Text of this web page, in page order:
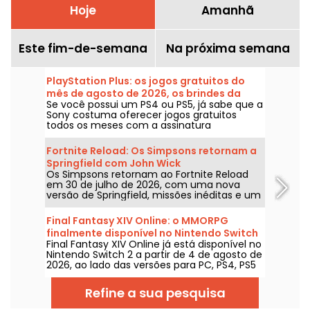
Hoje Amanhã
Este fim-de-semana Na próxima semana
PlayStation Plus: os jogos gratuitos do
mês de agosto de 2026, os brindes da
Sony que você não pode perder
Se você possui um PS4 ou PS5, já sabe que a
Sony costuma oferecer jogos gratuitos
todos os meses com a assinatura
PlayStation Plus. Então, quais são os jogos
grátis de agosto de 2026? Confira a seleção
deste mês.
Fortnite Reload: Os Simpsons retornam a
Springfield com John Wick
Os Simpsons retornam ao Fortnite Reload
em 30 de julho de 2026, com uma nova
versão de Springfield, missões inéditas e um
crossover com John Wick. A atualização traz
vários locais emblemáticos, um estilo
especial para o famoso assassino e novos
elementos de jogabilidade.
Final Fantasy XIV Online: o MMORPG
finalmente disponível no Nintendo Switch
2
Final Fantasy XIV Online já está disponível no
Nintendo Switch 2 a partir de 4 de agosto de
2026, ao lado das versões para PC, PS4, PS5
e Xbox Series. A Square Enix adapta, assim, o
seu RPG online a uma nova consola,
garantindo o acesso aos mesmos servidores
e ao mesmo conteúdo das outras
Refine a sua pesquisa